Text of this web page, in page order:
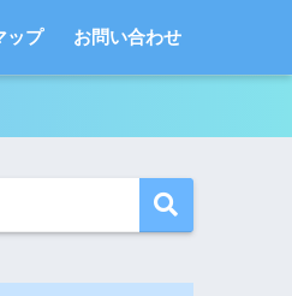
ップ お問い合わせ